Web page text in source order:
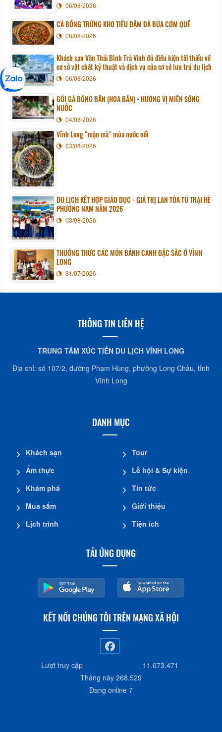
06/08/2026
CÁ BỐNG TRỨNG KHO TIÊU ĐẬM ĐÀ BỮA CƠM QUÊ
06/08/2026
Khách sạn Văn Thái Bình Trà Vinh đủ điều kiện tối thiểu về
cơ sở vật chất kỹ thuật và dịch vụ của cơ sở lưu trú du lịch
06/08/2026
GỎI GÀ BÔNG BẦN (HOA BẦN) - HƯƠNG VỊ MIỀN SÔNG
NƯỚC
04/08/2026
Vĩnh Long “mặn mà” mùa nước nổi
03/08/2026
DU LỊCH KẾT HỢP GIÁO DỤC - GIÁ TRỊ LAN TỎA TỪ TRẠI HÈ
PHƯƠNG NAM NĂM 2026
03/08/2026
THƯỞNG THỨC CÁC MÓN BÁNH CANH ĐẶC SẮC Ở VĨNH
LONG
31/07/2026
THÔNG TIN LIÊN HỆ
TRUNG TÂM XÚC TIẾN DU LỊCH VĨNH LONG
Địa chỉ: số 107/2, đường Phạm Hùng, phường Long Châu, tỉnh
Vĩnh Long
DANH MỤC
Khách sạn
Ẩm thực
Khám phá
Mua sắm
Lịch trình
Tour
Lễ hội & Sự kiện
Tin tức
Giới thiệu
Tiện ích
TẢI ỨNG DỤNG
KẾT NỐI CHÚNG TÔI TRÊN MẠNG XÃ HỘI
Lượt truy cập
11.073.471
Tháng này 268.529
Đang online 7